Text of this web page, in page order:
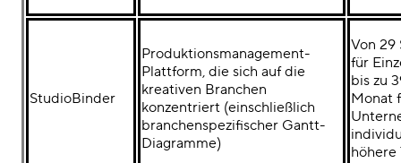
StudioBinder
Produktionsmanagement-
Plattform, die sich auf die
kreativen Branchen
konzentriert (einschließlich
branchenspezifischer Gantt-
Diagramme)
Von 29
für
bis zu
Monat
höhere